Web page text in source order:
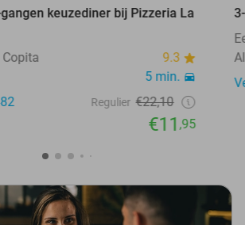
keuzediner bij Pizzeria La
9.3
5 min.
Regulier €22,10
€11,95